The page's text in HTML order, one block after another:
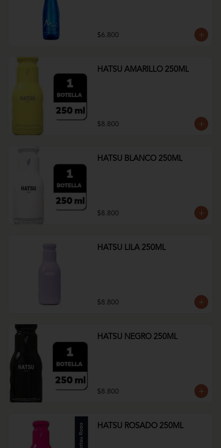
$6.800
HATSU AMARILLO 250ML
$8.800
HATSU BLANCO 250ML
$8.800
HATSU LILA 250ML
$8.800
HATSU NEGRO 250ML
$8.800
HATSU ROSADO 250ML